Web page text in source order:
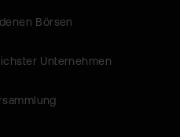
Börsen
Unternehmen